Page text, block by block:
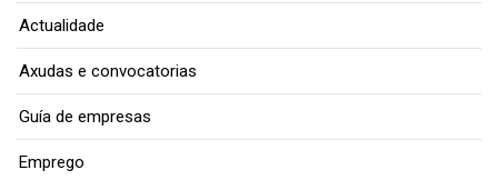
Actualidade
Axudas e convocatorias
Guía de empresas
Emprego